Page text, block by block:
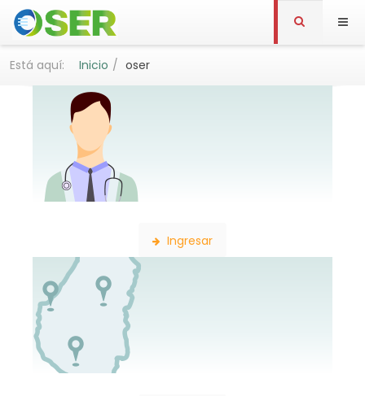
Está aquí: Inicio oser
Ingresar